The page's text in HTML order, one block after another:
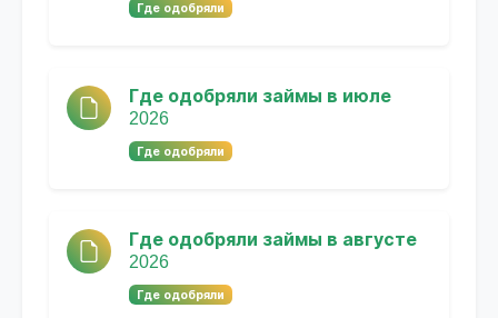
Где одобряли
Где одобряли займы в июле
2026
Где одобряли
Где одобряли займы в августе
2026
Где одобряли